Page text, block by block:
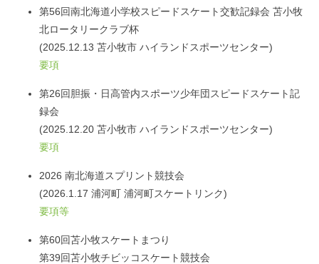
第56回南北海道小学校スピードスケート交歓記録会 苫小牧
北ロータリークラブ杯
(2025.12.13 苫小牧市 ハイランドスポーツセンター)
要項
第26回胆振・日高管内スポーツ少年団スピードスケート記
録会
(2025.12.20 苫小牧市 ハイランドスポーツセンター)
要項
2026 南北海道スプリント競技会
(2026.1.17 浦河町 浦河町スケートリンク)
要項等
第60回苫小牧スケートまつり
第39回苫小牧チビッコスケート競技会